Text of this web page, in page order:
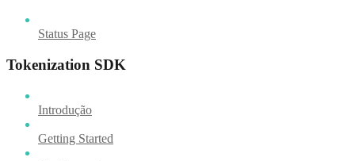
Status Page
Tokenization SDK
Introdução
Getting Started